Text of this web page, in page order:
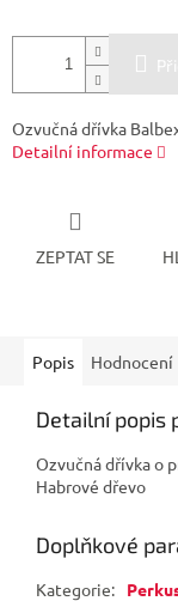
Ozvučná dřívka
Detailní informace
ZEPTAT SE
Popis Hodnocení
Detailní popis
Ozvučná dřívka o
Habrové dřevo
Doplňkové
Kategorie: